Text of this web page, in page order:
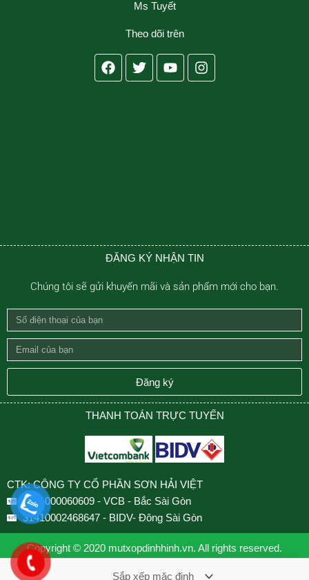
Ms Tuyết
Theo dõi trên
Facebook
TwitterYoutubeInstagram
ĐĂNG KÝ NHẬN TIN
Chúng tôi sẽ gửi khuyến mãi và sản phẩm mới cho bạn.
Số
điện
thoại
của
Email
của
Đăng ký
THANH TOÁN TRỰC TUYẾN
CTK: CÔNG TY CỔ PHẦN SƠN HẢI VIỆT
0501000060609 - VCB - Bắc Sài Gòn
31410002468647 - BIDV- Đông Sài Gòn
Copyright © 2020 mutxopdinhhinh.vn. All rights reserved.